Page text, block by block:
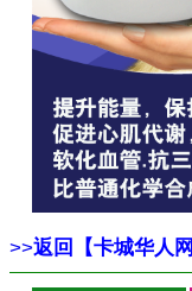
>>返回【卡城华人